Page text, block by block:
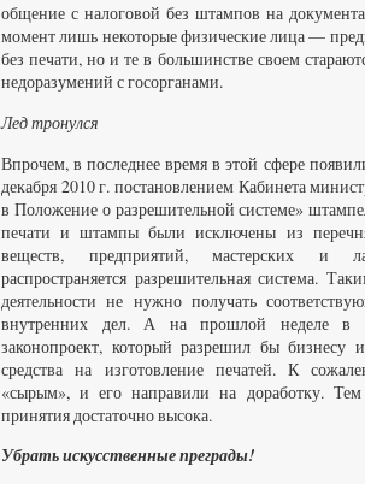
общение с налоговой без штампов на
момент лишь некоторые физические лица —
без печати, но и те в большинстве своем
недоразумений с госорганами.
Лед тронулся
Впрочем, в последнее время в этой сфере
декабря 2010 г. постановлением Кабинета
в Положение о разрешительной системе»
печати и штампы были исключены из
веществ, предприятий, мастерских и
распространяется разрешительная система.
деятельности не нужно получать
внутренних дел. А на прошлой неделе в
законопроект, который разрешил бы бизнесу
средства на изготовление печатей. К
«сырым», и его направили на доработку. Тем
принятия достаточно высока.
Убрать искусственные преграды!